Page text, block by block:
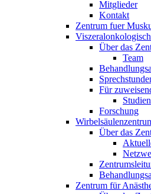
Mitglieder
Kontakt
Zentrum fuer
Über das
Team
Für
Studien
Forschung
Über das
Zentrum für